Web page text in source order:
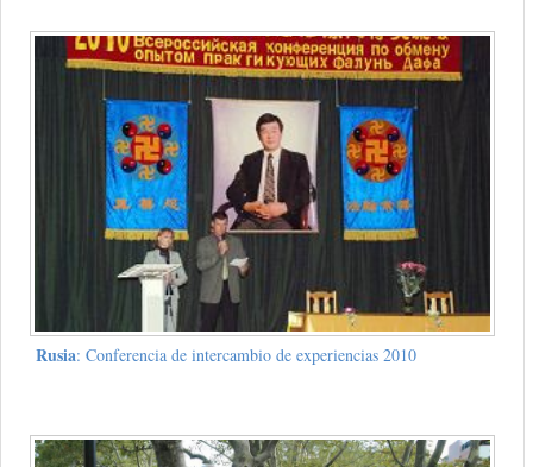
Rusia: Conferencia de intercambio de experiencias 2010